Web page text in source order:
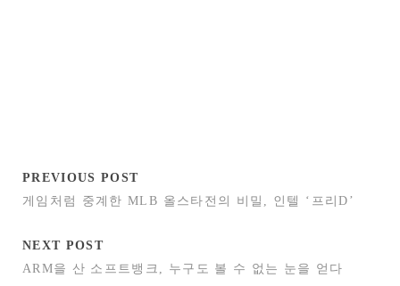
PREVIOUS POST
게임처럼 중계한 MLB 올스타전의 비밀, 인텔 ‘프리D’
NEXT POST
ARM을 산 소프트뱅크, 누구도 볼 수 없는 눈을 얻다